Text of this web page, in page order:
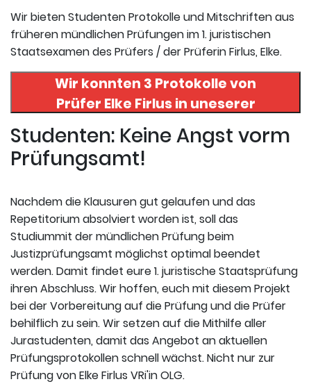
Wir bieten Studenten Protokolle und Mitschriften aus
früheren mündlichen Prüfungen im 1. juristischen
Staatsexamen des Prüfers / der Prüferin Firlus, Elke.
Wir konnten 3 Protokolle von
Prüfer Elke Firlusin uneserer
Datenbank finden. Hier
registrieren und die Protokolle
abrufen.
Studenten: Keine Angst vorm
Prüfungsamt!
Nachdem die Klausuren gut gelaufen und das
Repetitorium absolviert worden ist, soll das
Studiummit der mündlichen Prüfung beim
Justizprüfungsamt möglichst optimal beendet
werden. Damit findet eure 1. juristische Staatsprüfung
ihren Abschluss. Wir hoffen, euch mit diesem Projekt
bei der Vorbereitung auf die Prüfung und die Prüfer
behilflich zu sein. Wir setzen auf die Mithilfe aller
Jurastudenten, damit das Angebot an aktuellen
Prüfungsprotokollen schnell wächst. Nicht nur zur
Prüfung von Elke Firlus VRi'in OLG.